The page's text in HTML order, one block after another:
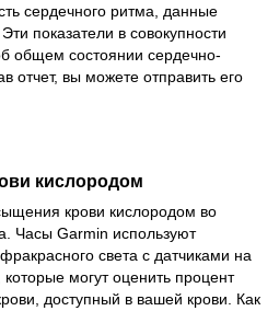
сердечного ритма, данные
показатели в совокупности
общем состоянии сердечно-
отчет, вы можете отправить его
кислородом
крови кислородом во
Часы Garmin используют
света с датчиками на
могут оценить процент
доступный в вашей крови. Как